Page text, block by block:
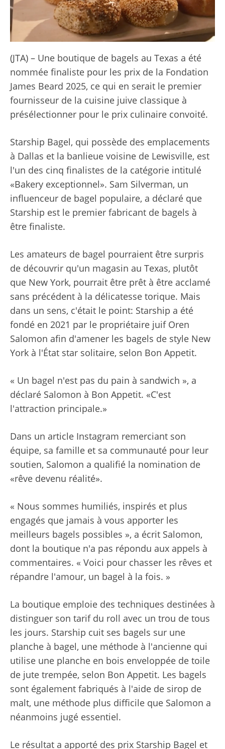
(JTA) – Une boutique de bagels au Texas a été
nommée finaliste pour les prix de la Fondation
James Beard 2025, ce qui en serait le premier
fournisseur de la cuisine juive classique à
présélectionner pour le prix culinaire convoité.
Starship Bagel, qui possède des emplacements
à Dallas et la banlieue voisine de Lewisville, est
l'un des cinq finalistes de la catégorie intitulé
«Bakery exceptionnel». Sam Silverman, un
influenceur de bagel populaire, a déclaré que
Starship est le premier fabricant de bagels à
être finaliste.
Les amateurs de bagel pourraient être surpris
de découvrir qu'un magasin au Texas, plutôt
que New York, pourrait être prêt à être acclamé
sans précédent à la délicatesse torique. Mais
dans un sens, c'était le point: Starship a été
fondé en 2021 par le propriétaire juif Oren
Salomon afin d'amener les bagels de style New
York à l'État star solitaire, selon Bon Appetit.
« Un bagel n'est pas du pain à sandwich », a
déclaré Salomon à Bon Appetit. «C'est
l'attraction principale.»
Dans un article Instagram remerciant son
équipe, sa famille et sa communauté pour leur
soutien, Salomon a qualifié la nomination de
«rêve devenu réalité».
« Nous sommes humiliés, inspirés et plus
engagés que jamais à vous apporter les
meilleurs bagels possibles », a écrit Salomon,
dont la boutique n'a pas répondu aux appels à
commentaires. « Voici pour chasser les rêves et
répandre l'amour, un bagel à la fois. »
La boutique emploie des techniques destinées à
distinguer son tarif du roll avec un trou de tous
les jours. Starship cuit ses bagels sur une
planche à bagel, une méthode à l'ancienne qui
utilise une planche en bois enveloppée de toile
de jute trempée, selon Bon Appetit. Les bagels
sont également fabriqués à l'aide de sirop de
malt, une méthode plus difficile que Salomon a
néanmoins jugé essentiel.
Le résultat a apporté des prix Starship Bagel et